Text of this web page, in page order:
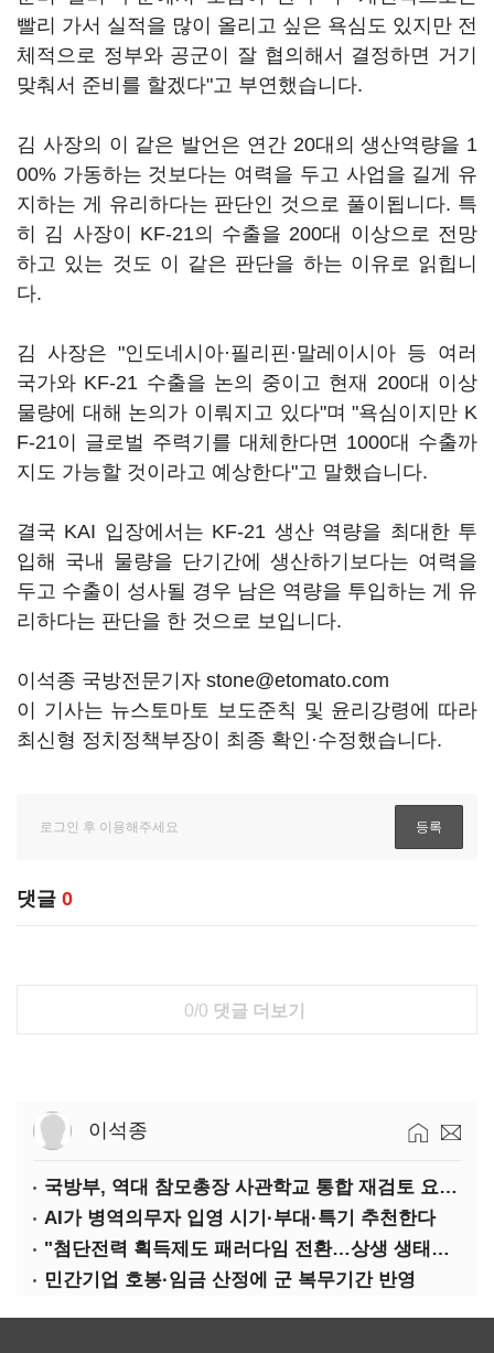
빨리 가서 실적을 많이 올리고 싶은 욕심도 있지만 전
체적으로 정부와 공군이 잘 협의해서 결정하면 거기
맞춰서 준비를 할겠다"고 부연했습니다.
김 사장의 이 같은 발언은 연간 20대의 생산역량을 1
00% 가동하는 것보다는 여력을 두고 사업을 길게 유
지하는 게 유리하다는 판단인 것으로 풀이됩니다. 특
히 김 사장이 KF-21의 수출을 200대 이상으로 전망
하고 있는 것도 이 같은 판단을 하는 이유로 읽힙니
다.
김 사장은 "인도네시아·필리핀·말레이시아 등 여러
국가와 KF-21 수출을 논의 중이고 현재 200대 이상
물량에 대해 논의가 이뤄지고 있다"며 "욕심이지만 K
F-21이 글로벌 주력기를 대체한다면 1000대 수출까
지도 가능할 것이라고 예상한다"고 말했습니다.
결국 KAI 입장에서는 KF-21 생산 역량을 최대한 투
입해 국내 물량을 단기간에 생산하기보다는 여력을
두고 수출이 성사될 경우 남은 역량을 투입하는 게 유
리하다는 판단을 한 것으로 보입니다.
이석종 국방전문기자 stone@etomato.com
이 기사는 뉴스토마토 보도준칙 및 윤리강령에 따라
최신형 정치정책부장이 최종 확인·수정했습니다.
댓글 0
0/0 댓글 더보기
이석종
국방부, 역대 참모총장 사관학교 통합 재검토 요구에 "다양한 의견 수렴해 합리적 시스템 만들 것"
AI가 병역의무자 입영 시기·부대·특기 추천한다
"첨단전력 획득제도 패러다임 전환…상생 생태계 조성해 대체불가 K-방산 도약"
민간기업 호봉·임금 산정에 군 복무기간 반영